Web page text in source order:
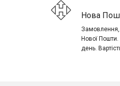
Нова
Замовлення,
Нової Пошти.
день.